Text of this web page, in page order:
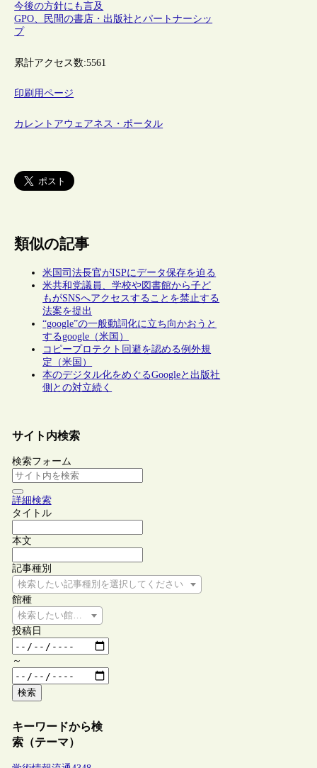
今後の方針にも言及
GPO、民間の書店・出版社とパートナーシッ
プ
累計アクセス数:5561
印刷用ページ
カレントアウェアネス・ポータル
類似の記事
米国司法長官がISPにデータ保存を迫る
米共和党議員、学校や図書館から子ど
もがSNSへアクセスすることを禁止する
法案を提出
“google”の一般動詞化に立ち向かおうと
するgoogle（米国）
コピープロテクト回避を認める例外規
定（米国）
本のデジタル化をめぐるGoogleと出版社
側との対立続く
サイト内検索
検索フォーム
詳細検索
タイトル
本文
記事種別
検索したい記事種別を選択してください
館種
検索したい館種を選択してください
投稿日
～
検索
キーワードから検
索（テーマ）